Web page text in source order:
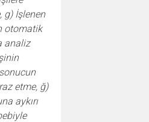
g) İşlenen
otomatik
analiz
etme, ğ)
aykırı